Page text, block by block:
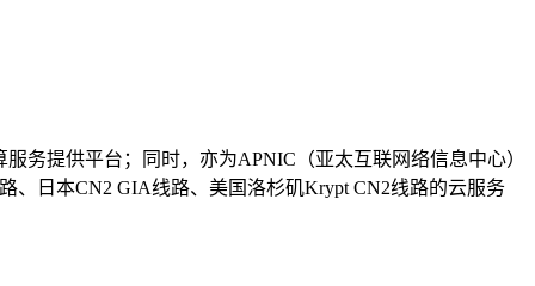
务提供平台；同时，亦为APNIC（亚太互联网络信息中心）
、日本CN2 GIA线路、美国洛杉矶Krypt CN2线路的云服务